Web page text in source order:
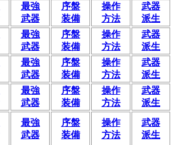
最強
武器
序盤
装備
操作
方法
武器
派生
最強
武器
序盤
装備
操作
方法
武器
派生
最強
武器
序盤
装備
操作
方法
武器
派生
最強
武器
序盤
装備
操作
方法
武器
派生
最強
武器
序盤
装備
操作
方法
武器
派生